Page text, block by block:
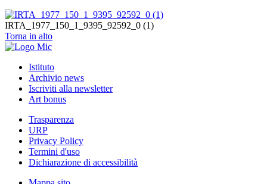
IRTA_1977_150_1_9395_92592_0 (1)
Torna in alto
Istituto
Archivio news
Iscriviti alla newsletter
Art bonus
Trasparenza
URP
Privacy Policy
Termini d'uso
Dichiarazione di accessibilità